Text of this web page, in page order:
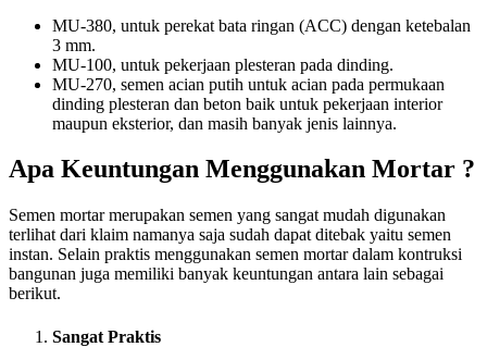
MU-380, untuk perekat bata ringan (ACC) dengan ketebalan
3 mm.
MU-100, untuk pekerjaan plesteran pada dinding.
MU-270, semen acian putih untuk acian pada permukaan
dinding plesteran dan beton baik untuk pekerjaan interior
maupun eksterior, dan masih banyak jenis lainnya.
Apa Keuntungan Menggunakan Mortar ?
Semen mortar merupakan semen yang sangat mudah digunakan
terlihat dari klaim namanya saja sudah dapat ditebak yaitu semen
instan. Selain praktis menggunakan semen mortar dalam kontruksi
bangunan juga memiliki banyak keuntungan antara lain sebagai
berikut.
Sangat Praktis